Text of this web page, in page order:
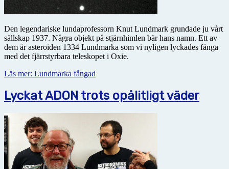
Den legendariske lundaprofessorn Knut Lundmark grundade ju vårt
sällskap 1937. Några objekt på stjärnhimlen bär hans namn. Ett av
dem är asteroiden 1334 Lundmarka som vi nyligen lyckades fånga
med det fjärrstyrbara teleskopet i Oxie.
Läs mer: Lundmarka fångad
Lyckat ADON trots opålitligt väder